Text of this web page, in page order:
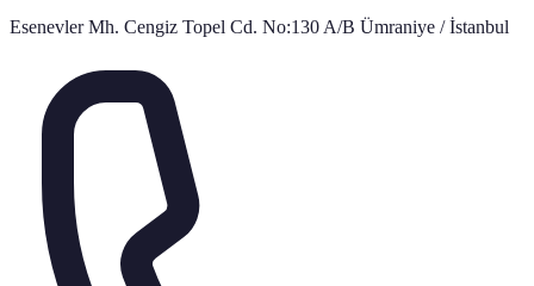
Esenevler Mh. Cengiz Topel Cd. No:130 A/B Ümraniye / İstanbul